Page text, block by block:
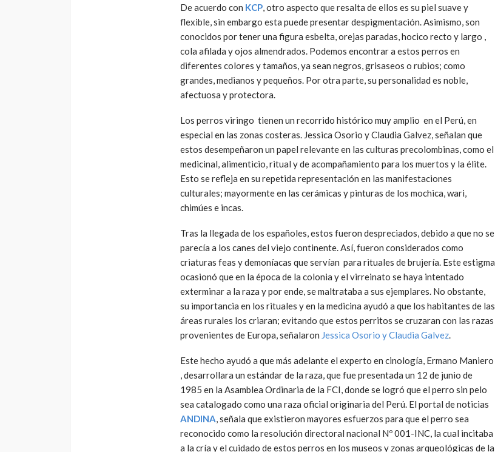
De acuerdo con KCP, otro aspecto que resalta de ellos es su piel suave y
flexible, sin embargo esta puede presentar despigmentación. Asimismo, son
conocidos por tener una figura esbelta, orejas paradas, hocico recto y largo ,
cola afilada y ojos almendrados. Podemos encontrar a estos perros en
diferentes colores y tamaños, ya sean negros, grisaseos o rubios; como
grandes, medianos y pequeños. Por otra parte, su personalidad es noble,
afectuosa y protectora.
Los perros viringo tienen un recorrido histórico muy amplio en el Perú, en
especial en las zonas costeras. Jessica Osorio y Claudia Galvez, señalan que
estos desempeñaron un papel relevante en las culturas precolombinas, como el
medicinal, alimenticio, ritual y de acompañamiento para los muertos y la élite.
Esto se refleja en su repetida representación en las manifestaciones
culturales; mayormente en las cerámicas y pinturas de los mochica, wari,
chimúes e incas.
Tras la llegada de los españoles, estos fueron despreciados, debido a que no se
parecía a los canes del viejo continente. Así, fueron considerados como
criaturas feas y demoníacas que servían para rituales de brujería. Este estigma
ocasionó que en la época de la colonia y el virreinato se haya intentado
exterminar a la raza y por ende, se maltrataba a sus ejemplares. No obstante,
su importancia en los rituales y en la medicina ayudó a que los habitantes de las
áreas rurales los criaran; evitando que estos perritos se cruzaran con las razas
provenientes de Europa, señalaron Jessica Osorio y Claudia Galvez.
Este hecho ayudó a que más adelante el experto en cinología, Ermano Maniero
, desarrollara un estándar de la raza, que fue presentada un 12 de junio de
1985 en la Asamblea Ordinaria de la FCI, donde se logró que el perro sin pelo
sea catalogado como una raza oficial originaria del Perú. El portal de noticias
ANDINA, señala que existieron mayores esfuerzos para que el perro sea
reconocido como la resolución directoral nacional Nº 001-INC, la cual incitaba
a la cría y el cuidado de estos perros en los museos y zonas arqueológicas de la